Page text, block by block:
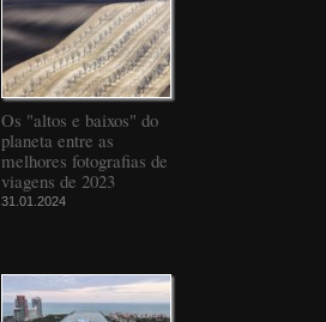
Os "altos e baixos" do
planeta entre as
melhores fotografias de
viagens de 2023
31.01.2024